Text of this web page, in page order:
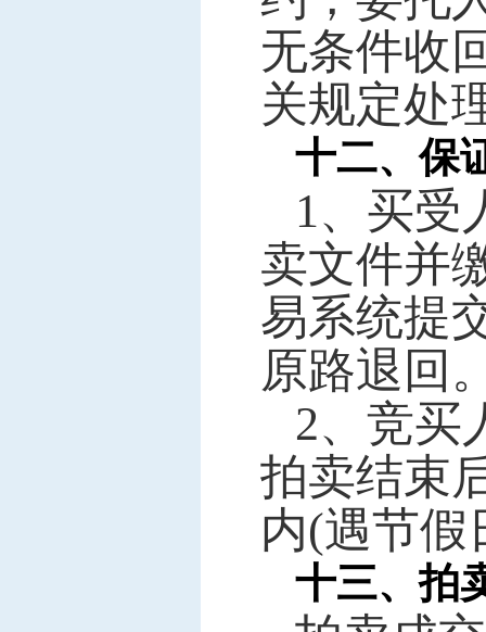
无条件收
关规定处
十二、保
1、买受
卖文件并
易系统提
原路退回
2、竞买
拍卖结束
内(遇节假
十三、拍